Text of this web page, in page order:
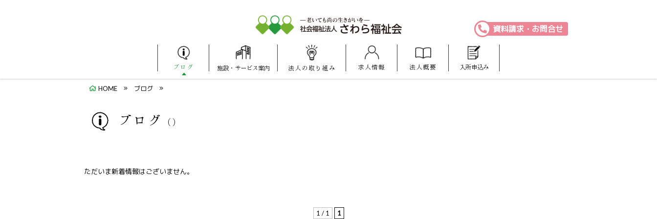
ブログ 施設・ サービス案内
マナハウス
法人の 取り組み 求人情報 法人概要 入所申込み
資料請求・お問合せ
HOME ブログ
ブログ （）
ただいま新着情報はございません。
1 / 1 1